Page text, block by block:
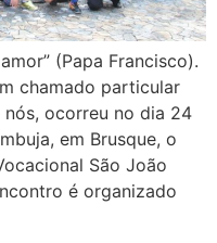
(Papa Francisco).
chamado particular
ocorreu no dia 24
em Brusque, o
São João
é organizado